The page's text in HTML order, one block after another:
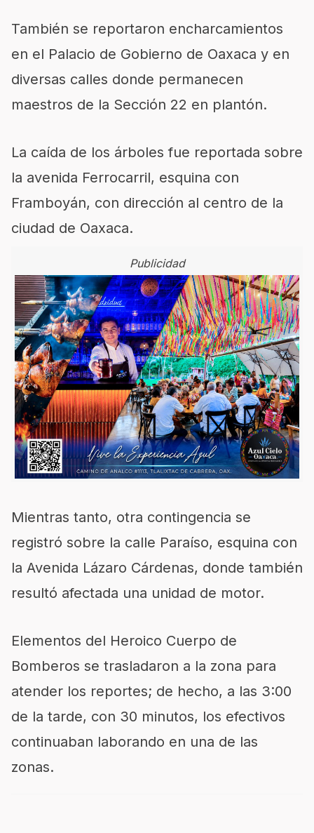
También se reportaron encharcamientos
en el Palacio de Gobierno de Oaxaca y en
diversas calles donde permanecen
maestros de la Sección 22 en plantón.
La caída de los árboles fue reportada sobre
la avenida Ferrocarril, esquina con
Framboyán, con dirección al centro de la
ciudad de Oaxaca.
Publicidad
Mientras tanto, otra contingencia se
registró sobre la calle Paraíso, esquina con
la Avenida Lázaro Cárdenas, donde también
resultó afectada una unidad de motor.
Elementos del Heroico Cuerpo de
Bomberos se trasladaron a la zona para
atender los reportes; de hecho, a las 3:00
de la tarde, con 30 minutos, los efectivos
continuaban laborando en una de las
zonas.